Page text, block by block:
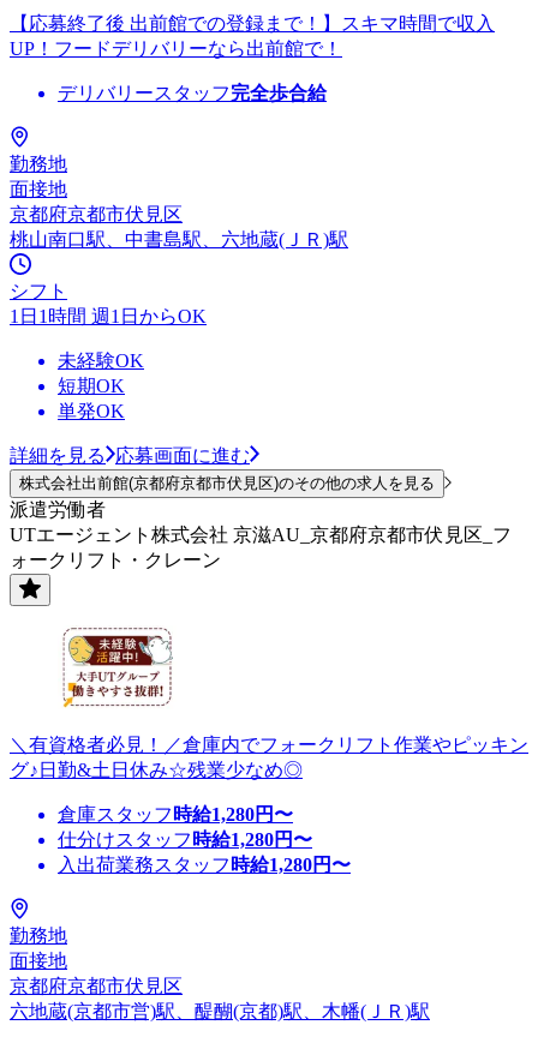
【応募終了後 出前館での登録まで！】スキマ時間で収入
UP！フードデリバリーなら出前館で！
デリバリースタッフ完全歩合給
勤務地
面接地
京都府京都市伏見区
桃山南口駅、中書島駅、六地蔵(ＪＲ)駅
シフト
1日1時間 週1日からOK
未経験OK
短期OK
単発OK
詳細を見る 応募画面に進む
株式会社出前館(京都府京都市伏見区)のその他の求人を見る
派遣労働者
UTエージェント株式会社 京滋AU_京都府京都市伏見区_フ
ォークリフト・クレーン
＼有資格者必見！／倉庫内でフォークリフト作業やピッキン
グ♪日勤&土日休み☆残業少なめ◎
倉庫スタッフ 時給1,280円〜
仕分けスタッフ 時給1,280円〜
入出荷業務スタッフ 時給1,280円〜
勤務地
面接地
京都府京都市伏見区
六地蔵(京都市営)駅、醍醐(京都)駅、木幡(ＪＲ)駅